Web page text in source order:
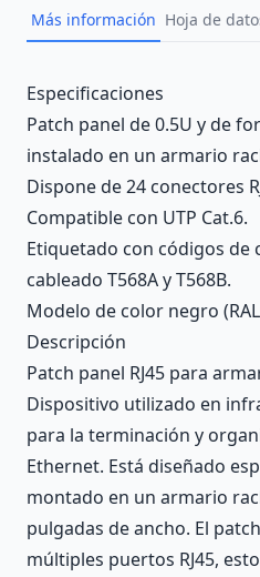
Más información Hoja de
Description
Especificaciones
Patch panel de 0.5U y de
instalado en un armario
Dispone de 24 conectores
Compatible con UTP Cat.6.
Etiquetado con códigos de
cableado T568A y T568B.
Modelo de color negro
Descripción
Patch panel RJ45 para
Dispositivo utilizado en
para la terminación y
Ethernet. Está diseñado
montado en un armario
pulgadas de ancho. El
múltiples puertos RJ45,